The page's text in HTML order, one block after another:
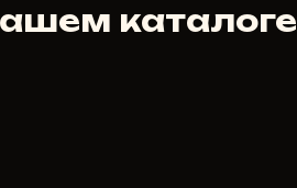
каталоге